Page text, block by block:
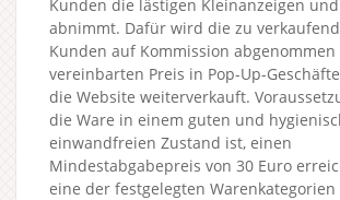
Kunden die lästigen Kleinanzeigen
abnimmt. Dafür wird die zu
Kunden auf Kommission
vereinbarten Preis in Pop-Up-
die Website weiterverkauft.
die Ware in einem guten und
einwandfreien Zustand ist, einen
Mindestabgabepreis von 30 Euro
eine der festgelegten